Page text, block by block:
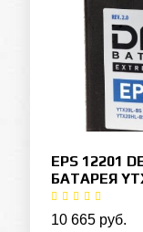
EPS 12201
БАТАРЕЯ
10 665 руб.